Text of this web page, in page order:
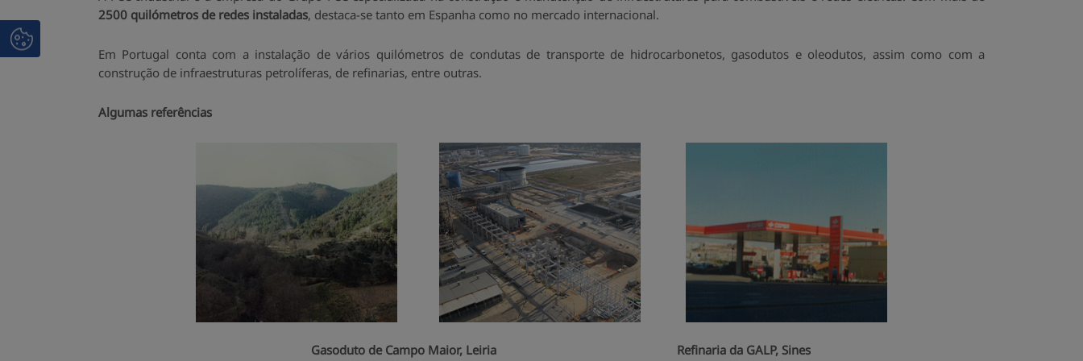
2500 quilómetros de redes instaladas, destaca-se tanto em Espanha como no mercado internacional.
Em Portugal conta com a instalação de vários quilómetros de condutas de transporte de hidrocarbonetos, gasodutos e oleodutos, assim como com a
construção de infraestruturas petrolíferas, de refinarias, entre outras.
Algumas referências
Gasoduto de Campo Maior, Leiria
Refinaria da GALP, Sines